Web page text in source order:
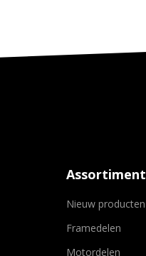
Assortiment
Nieuw producten
Framedelen
Motordelen